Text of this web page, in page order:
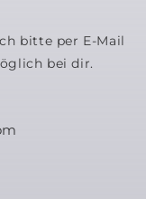
bitte per E-Mail
bei dir.